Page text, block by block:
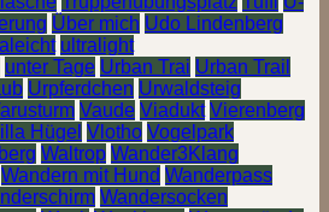
Über mich Udo Lindenberg
ultralight
unter Tage Urban Trai Urban Trail
Urpferdchen Urwaldsteig
Vaude Viadukt Vierenberg
Hügel Vlotho Vogelpark
Waltrop Wander3Klang
Wandern mit Hund Wanderpass
Wandersocken